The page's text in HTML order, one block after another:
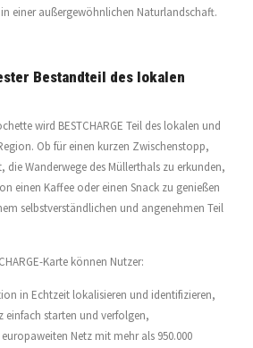
einer außergewöhnlichen Naturlandschaft.
Bestandteil des lokalen
wird BESTCHARGE Teil des lokalen und
Ob für einen kurzen Zwischenstopp,
Wanderwege des Müllerthals zu erkunden,
einen Kaffee oder einen Snack zu genießen
selbstverständlichen und angenehmen Teil
Karte können Nutzer:
in Echtzeit lokalisieren und identifizieren,
einfach starten und verfolgen,
Netz mit mehr als 950.000